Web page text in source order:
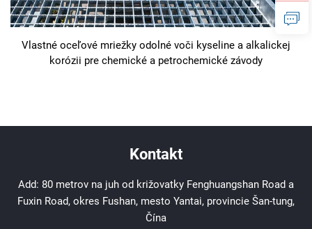
Vlastné oceľové mriežky odolné voči kyseline a alkalickej
korózii pre chemické a petrochemické závody
Kontakt
Add: 80 metrov na juh od križovatky Fenghuangshan Road a
Fuxin Road, okres Fushan, mesto Yantai, provincie Šan-tung,
Čína